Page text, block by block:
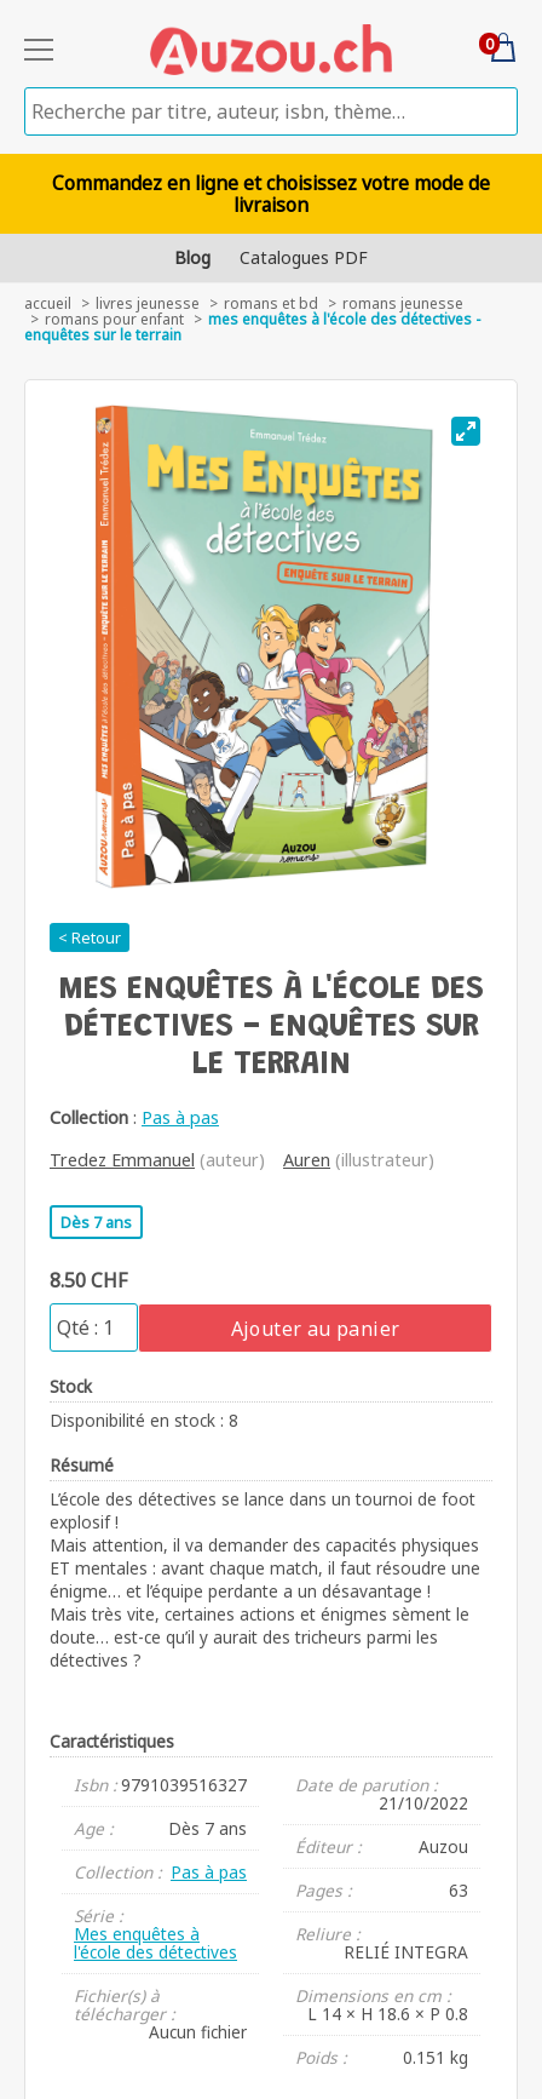
0
Commandez en ligne et choisissez votre mode de
livraison
Blog Catalogues PDF
accueil livres jeunesse romans et bd romans jeunesse
romans pour enfant mes enquêtes à l'école des détectives -
enquêtes sur le terrain
< Retour
MES ENQUÊTES À L'ÉCOLE DES
DÉTECTIVES - ENQUÊTES SUR
LE TERRAIN
Collection : Pas à pas
Tredez Emmanuel (auteur) Auren (illustrateur)
Dès 7 ans
8.50 CHF
Ajouter au panier
Stock
Disponibilité en stock : 8
Résumé
L’école des détectives se lance dans un tournoi de foot
explosif !
Mais attention, il va demander des capacités physiques
ET mentales : avant chaque match, il faut résoudre une
énigme… et l’équipe perdante a un désavantage !
Mais très vite, certaines actions et énigmes sèment le
doute… est-ce qu’il y aurait des tricheurs parmi les
détectives ?
Caractéristiques
Isbn :9791039516327
Age :
Dès 7 ans
Collection : Pas à pas
Série :
Mes enquêtes à
l'école des détectives
Fichier(s) à
télécharger :
Aucun fichier
Date de parution :
21/10/2022
Éditeur :
Auzou
Pages :
63
Reliure :
RELIÉ INTEGRA
Dimensions en cm :
L 14 × H 18.6 × P 0.8
Poids :
0.151 kg